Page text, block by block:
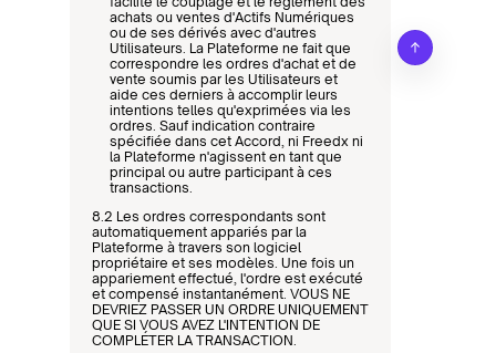
achats ou ventes d'Actifs Numériques
ou de ses dérivés avec d'autres
Utilisateurs. La Plateforme ne fait que
correspondre les ordres d'achat et de
vente soumis par les Utilisateurs et
aide ces derniers à accomplir leurs
intentions telles qu'exprimées via les
ordres. Sauf indication contraire
spécifiée dans cet Accord, ni Freedx ni
la Plateforme n'agissent en tant que
principal ou autre participant à ces
transactions.
8.2 Les ordres correspondants sont
automatiquement appariés par la
Plateforme à travers son logiciel
propriétaire et ses modèles. Une fois un
appariement effectué, l'ordre est exécuté
et compensé instantanément. VOUS NE
DEVRIEZ PASSER UN ORDRE UNIQUEMENT
QUE SI VOUS AVEZ L'INTENTION DE
COMPLÉTER LA TRANSACTION.